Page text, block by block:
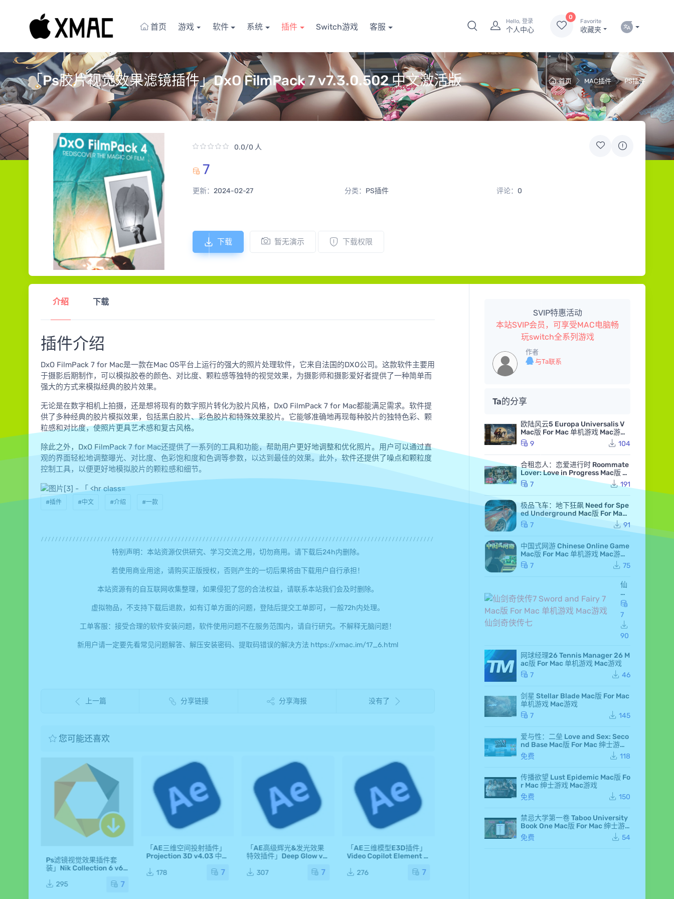
首页 游戏 软件 系统 插件 Switch游戏 客服
Hello, 登录
个人中心
0
Favorite
收藏夹
首页 MAC插件 PS插件
「Ps胶片视觉效果滤镜插件」DxO FilmPack 7 v7.3.0.502 中文激活版
0.0/0 人
7
更新： 2024-02-27 分类： PS插件 评论： 0
下载 暂无演示 下载权限
介绍 下载
插件介绍
DxO FilmPack 7 for Mac是一款在Mac OS平台上运行的强大的照片处理软件，它来自法国的DXO公司。这款软件主要用
于摄影后期制作，可以模拟胶卷的颜色、对比度、颗粒感等独特的视觉效果，为摄影师和摄影爱好者提供了一种简单而
强大的方式来模拟经典的胶片效果。
无论是在数字相机上拍摄，还是想将现有的数字照片转化为胶片风格，DxO FilmPack 7 for Mac都能满足需求。软件提
供了多种经典的胶片模拟效果，包括黑白胶片、彩色胶片和特殊效果胶片。它能够准确地再现每种胶片的独特色彩、颗
粒感和对比度，使照片更具艺术感和复古风格。
除此之外，DxO FilmPack 7 for Mac还提供了一系列的工具和功能，帮助用户更好地调整和优化照片。用户可以通过直
观的界面轻松地调整曝光、对比度、色彩饱和度和色调等参数，以达到最佳的效果。此外，软件还提供了噪点和颗粒度
控制工具，以便更好地模拟胶片的颗粒感和细节。
#插件 #中文 #介绍 #一款
特别声明：本站资源仅供研究、学习交流之用，切勿商用。请下载后24h内删除。
若使用商业用途，请购买正版授权，否则产生的一切后果将由下载用户自行承担！
本站资源有的自互联网收集整理，如果侵犯了您的合法权益，请联系本站我们会及时删除。
虚拟物品，不支持下载后退款，如有订单方面的问题，登陆后提交工单即可，一般72h内处理。
工单客服：接受合理的软件安装问题，软件使用问题不在服务范围内，请自行研究。不解释无脑问题！
新用户请一定要先看常见问题解答、解压安装密码、提取码错误的解决方法 https://xmac.im/17_6.html
上一篇 分享链接 分享海报 没有了
您可能还喜欢
Ps滤镜视觉效果插件套
装」Nik Collection 6 v6.
295
7
「AE三维空间投射插件」
Projection 3D v4.03 中文
178
7
「AE高级辉光&发光效果
特效插件」Deep Glow v1.
307
7
「AE三维模型E3D插件」
Video Copilot Element 3
276
7
「AE插件&三维场景位置
蒙版遮罩插件」Position
Matte v2.3 中文版
7
「AE插件&能量激光描边
光效特效插件」Video Co
pilot Saber v1.0.40 汉化
7
SVIP特惠活动
本站SVIP会员，可享受MAC电脑畅
玩switch全系列游戏
作者
与Ta联系
Ta的分享
欧陆风云5 Europa Universalis V
Mac版 For Mac 单机游戏 Mac游戏
高级白金版 全DLC版
9 104
合租恋人：恋爱进行时 Roommate
Lover: Love in Progress Mac版 Fo
r Mac GameStart Mac游戏
7 191
极品飞车：地下狂飙 Need for Spe
ed Underground Mac版 For Mac
极品飞车7 Mac游戏
7 91
中国式网游 Chinese Online Game
Mac版 For Mac 单机游戏 Mac游戏
MMOSimulator
7 75
仙
剑
奇
侠
传
7 S
wo
rd
d F
air
y 7
版
r M
机
游
戏
Ma
游
仙
剑
侠
传
七
7
90
网球经理26 Tennis Manager 26 M
ac版 For Mac 单机游戏 Mac游戏
7
46
剑星 Stellar Blade Mac版 For Mac
单机游戏 Mac游戏
7
145
爱与性：二垒 Love and Sex: Seco
nd Base Mac版 For Mac 绅士游戏
Mac游戏
免费 118
传播欲望 Lust Epidemic Mac版 Fo
r Mac 绅士游戏 Mac游戏
免费
150
禁忌大学第一卷 Taboo University
Book One Mac版 For Mac 绅士游
戏 Mac游戏
免费 54